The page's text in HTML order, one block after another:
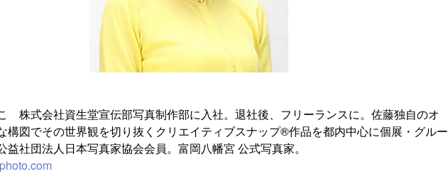
株式会社資生堂宣伝部写真制作部に入社。退社後、フリーランスに。佐藤独自のオ
構図でその世界観を切り抜くクリエイティブスナップ®作品を都内中心に個展・グルー
益社団法人日本写真家協会会員。富岡八幡宮 公式写真家。